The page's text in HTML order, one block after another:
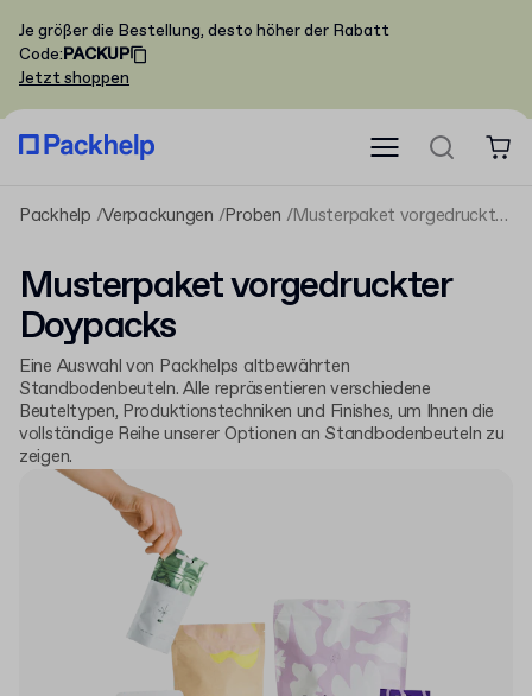
Je größer die Bestellung, desto höher der Rabatt
Code:PACKUP
Jetzt shoppen
Packhelp Verpackungen Proben Musterpaket vorgedruckter Doypacks
Musterpaket vorgedruckter
Doypacks
Eine Auswahl von Packhelps altbewährten
Standbodenbeuteln. Alle repräsentieren verschiedene
Beuteltypen, Produktionstechniken und Finishes, um Ihnen die
vollständige Reihe unserer Optionen an Standbodenbeuteln zu
zeigen.